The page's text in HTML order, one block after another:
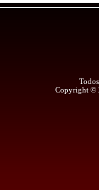
Copyright ©